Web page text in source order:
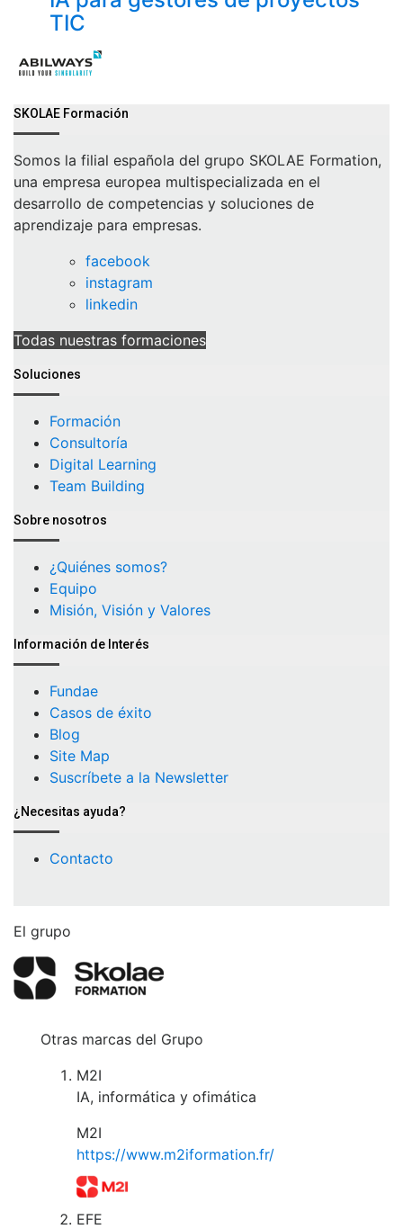
TIC
SKOLAE Formación
Somos la filial española del grupo SKOLAE Formation,
una empresa europea multispecializada en el
desarrollo de competencias y soluciones de
aprendizaje para empresas.
facebook
instagram
linkedin
Todas nuestras formaciones
Soluciones
Formación
Consultoría
Digital Learning
Team Building
Sobre nosotros
¿Quiénes somos?
Equipo
Misión, Visión y Valores
Información de Interés
Fundae
Casos de éxito
Blog
Site Map
Suscríbete a la Newsletter
¿Necesitas ayuda?
Contacto
El grupo
Otras marcas del Grupo
M2I
IA, informática y ofimática
M2I
https://www.m2iformation.fr/
EFE